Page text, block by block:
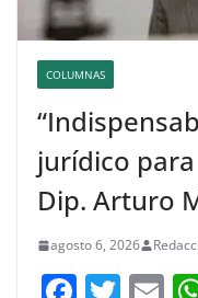
COLUMNAS
jurídico
Dip. Arturo
agosto 6, 2026